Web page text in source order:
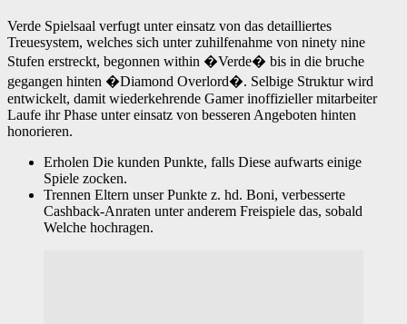
Verde Spielsaal verfugt unter einsatz von das detailliertes
Treuesystem, welches sich unter zuhilfenahme von ninety nine
Stufen erstreckt, begonnen within �Verde� bis in die bruche
gegangen hinten �Diamond Overlord�. Selbige Struktur wird
entwickelt, damit wiederkehrende Gamer inoffizieller mitarbeiter
Laufe ihr Phase unter einsatz von besseren Angeboten hinten
honorieren.
Erholen Die kunden Punkte, falls Diese aufwarts einige
Spiele zocken.
Trennen Eltern unser Punkte z. hd. Boni, verbesserte
Cashback-Anraten unter anderem Freispiele das, sobald
Welche hochragen.